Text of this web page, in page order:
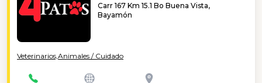
Carr 167 Km 15.1 Bo Buena Vista,
Bayamón
Veterinarios,Animales / Cuidado